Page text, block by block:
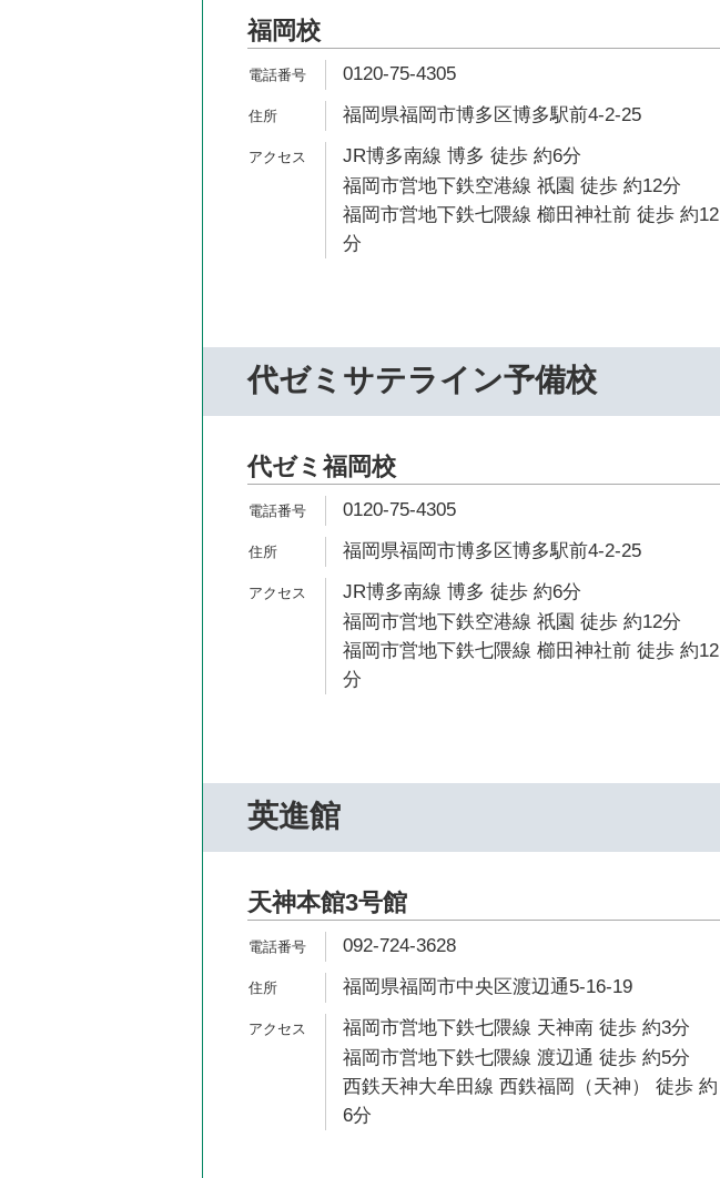
福岡校
0120-75-4305
福岡県福岡市博多区博多駅前4-2-25
JR博多南線 博多 徒歩 約6分
福岡市営地下鉄空港線 祇園 徒歩 約12分
福岡市営地下鉄七隈線 櫛田神社前 徒歩 約12
分
代ゼミサテライン予備校
代ゼミ福岡校
0120-75-4305
福岡県福岡市博多区博多駅前4-2-25
JR博多南線 博多 徒歩 約6分
福岡市営地下鉄空港線 祇園 徒歩 約12分
福岡市営地下鉄七隈線 櫛田神社前 徒歩 約12
分
英進館
天神本館3号館
092-724-3628
福岡県福岡市中央区渡辺通5-16-19
福岡市営地下鉄七隈線 天神南 徒歩 約3分
福岡市営地下鉄七隈線 渡辺通 徒歩 約5分
西鉄天神大牟田線 西鉄福岡（天神） 徒歩 約
6分